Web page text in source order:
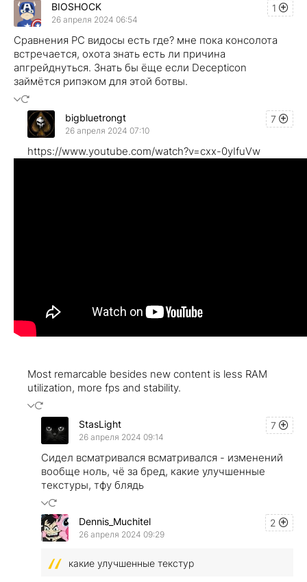
1
BIOSHOCK
26 апреля 2024 06:54
Сравнения PC видосы есть где? мне пока консолота
встречается, охота знать есть ли причина
апгрейднуться. Знать бы ёще если Decepticon
займётся рипэком для этой ботвы.
7
bigbluetrongt
26 апреля 2024 07:10
https://www.youtube.com/watch?v=cxx-0yIfuVw
Most remarcable besides new content is less RAM
utilization, more fps and stability.
7
StasLight
26 апреля 2024 09:14
Сидел всматривался всматривался - изменений
вообще ноль, чё за бред, какие улучшенные
текстуры, тфу блядь
2
Dennis_Muchitel
26 апреля 2024 09:29
какие улучшенные текстур